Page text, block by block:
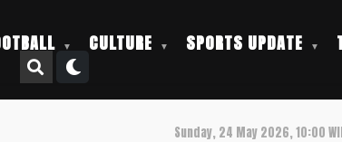
CULTURE SPORTS UPDATE
Sunday, 24 May 2026, 10:00